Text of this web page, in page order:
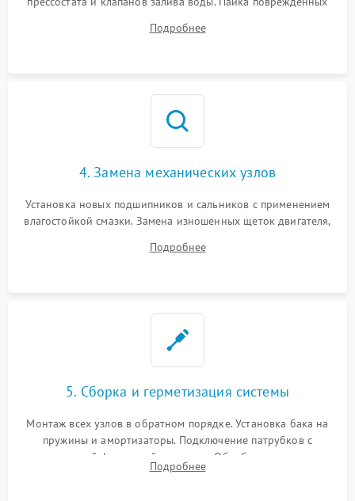
Восстановление целостности проводки и контактов.
Подробнее
4. Замена механических узлов
Установка новых подшипников и сальников с применением
влагостойкой смазки. Замена изношенных щеток двигателя,
или поврежденной резиновой манжеты.
Подробнее
5. Сборка и герметизация системы
Монтаж всех узлов в обратном порядке. Установка бака на
пружины и амортизаторы. Подключение патрубков с
надежной фиксацией хомутами. Обработка стыков
герметиком для предотвращения возможных протечек воды.
Подробнее